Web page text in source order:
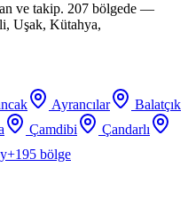
ve takip. 207 bölgede —
Uşak, Kütahya,
Ayrancılar
Balatçık
Çamdibi
Çandarlı
+195 bölge